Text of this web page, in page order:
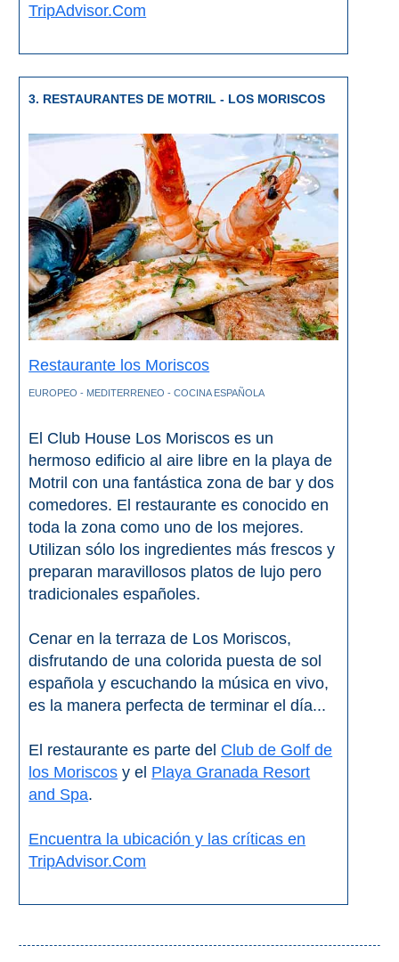
ALOJARSE
Hostals
Villas
Privadas
Campings
LOS
MEJORES
ALOJAMIENTOS
GRANADA
Hoteles Boutique
Hoteles con Piscina
PLANIFIQUE
SU
VIAJE
Restaurantes
Coches
Turismo
Mapas
RECOMENDACIONES
TripAdvisor.Com
3. RESTAURANTES DE MOTRIL - LOS MORISCOS
Restaurante los Moriscos
EUROPEO - MEDITERRENEO - COCINA ESPAÑOLA
El Club House Los Moriscos es un
hermoso edificio al aire libre en la playa de
Motril con una fantástica zona de bar y dos
comedores. El restaurante es conocido en
toda la zona como uno de los mejores.
Utilizan sólo los ingredientes más frescos y
preparan maravillosos platos de lujo pero
tradicionales españoles.
Cenar en la terraza de Los Moriscos,
disfrutando de una colorida puesta de sol
española y escuchando la música en vivo,
es la manera perfecta de terminar el día...
El restaurante es parte del Club de Golf de
los Moriscos y el Playa Granada Resort
and Spa.
Encuentra la ubicación y las críticas en
TripAdvisor.Com